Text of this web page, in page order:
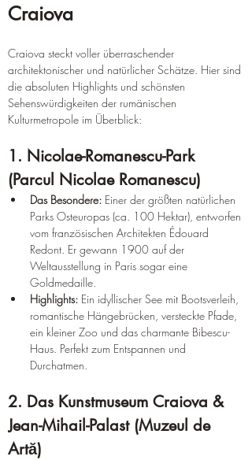
Craiova
Craiova steckt voller überraschender
architektonischer und natürlicher Schätze. Hier sind
die absoluten Highlights und schönsten
Sehenswürdigkeiten der rumänischen
Kulturmetropole im Überblick:
1. Nicolae-Romanescu-Park
(Parcul Nicolae Romanescu)
Das Besondere: Einer der größten natürlichen
Parks Osteuropas (ca. 100 Hektar), entworfen
vom französischen Architekten Édouard
Redont. Er gewann 1900 auf der
Weltausstellung in Paris sogar eine
Goldmedaille.
Highlights: Ein idyllischer See mit Bootsverleih,
romantische Hängebrücken, versteckte Pfade,
ein kleiner Zoo und das charmante Bibescu-
Haus. Perfekt zum Entspannen und
Durchatmen.
2. Das Kunstmuseum Craiova &
Jean-Mihail-Palast (Muzeul de
Artă)